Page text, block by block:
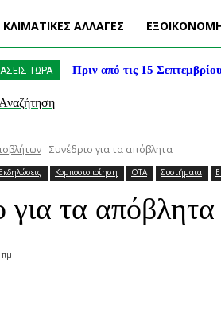
ΚΛΙΜΑΤΙΚΕΣ ΑΛΛΑΓΕΣ
ΤΩΡΑ Πριν από τις 15
Αναζήτηση
Συνέδριο για τα απόβλητα
Εκδηλώσεις Κομποστοποίηση ΟΤΑ Συστήματα
για τα απόβλητα